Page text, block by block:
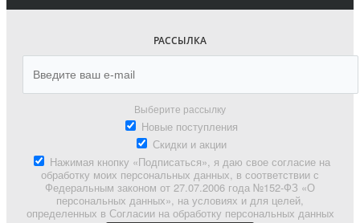
РАССЫЛКА
Выберите рассылку
Новые поступления
Скидки и акции
Нажимая кнопку «Подписаться», я даю свое согласие на
обработку моих персональных данных, в соответствии с
Федеральным законом от 27.07.2006 года №152-ФЗ «О
персональных данных», на условиях и для целей,
определенных в Согласии на обработку персональных данных